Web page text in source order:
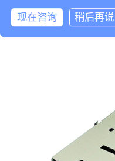
米，支持定制。
现在咨询 稍后再说